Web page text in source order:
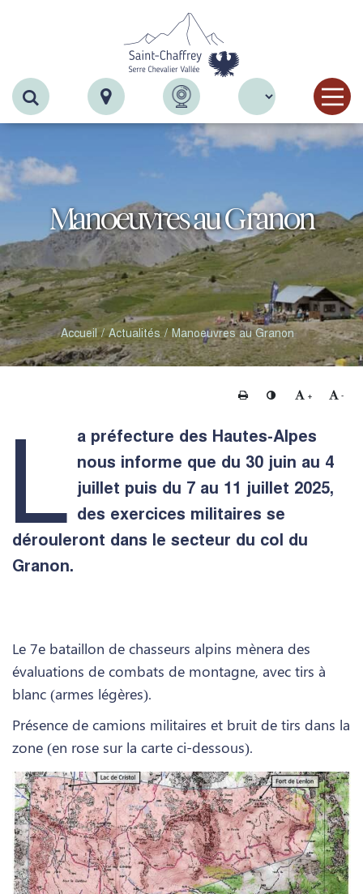
Recherche
Manoeuvres au Granon
Accueil Actualités Manoeuvres au Granon
Imprimer Changer le contraste
+ Agrandir le
-
L a préfecture des Hautes-Alpes
nous informe que du 30 juin au 4
juillet puis du 7 au 11 juillet 2025,
des exercices militaires se
dérouleront dans le secteur du col du
Granon.
Le 7e bataillon de chasseurs alpins mènera des
évaluations de combats de montagne, avec tirs à
blanc (armes légères).
Présence de camions militaires et bruit de tirs dans la
zone (en rose sur la carte ci-dessous).